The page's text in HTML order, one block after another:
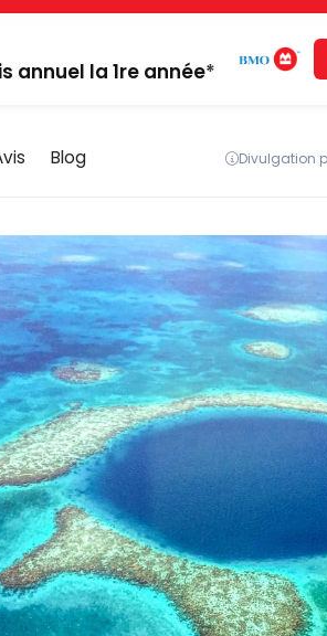
annuel la 1re année*
Blog Divulgation